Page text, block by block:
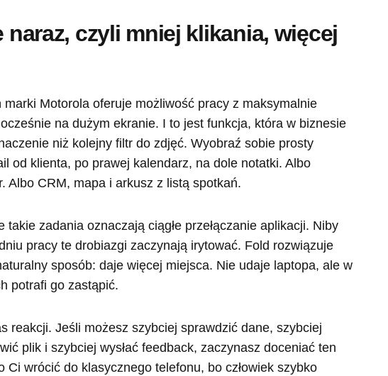
naraz, czyli mniej klikania, więcej
Motorola oferuje możliwość pracy z maksymalnie
na dużym ekranie. I to jest funkcja, która w biznesie
niż kolejny filtr do zdjęć. Wyobraź sobie prosty
od klienta, po prawej kalendarz, na dole notatki. Albo
Albo CRM, mapa i arkusz z listą spotkań.
takie zadania oznaczają ciągłe przełączanie aplikacji. Niby
pracy te drobiazgi zaczynają irytować. Fold rozwiązuje
sposób: daje więcej miejsca. Nie udaje laptopa, ale w
potrafi go zastąpić.
reakcji. Jeśli możesz szybciej sprawdzić dane, szybciej
plik i szybciej wysłać feedback, zaczynasz doceniać ten
Ci wrócić do klasycznego telefonu, bo człowiek szybko